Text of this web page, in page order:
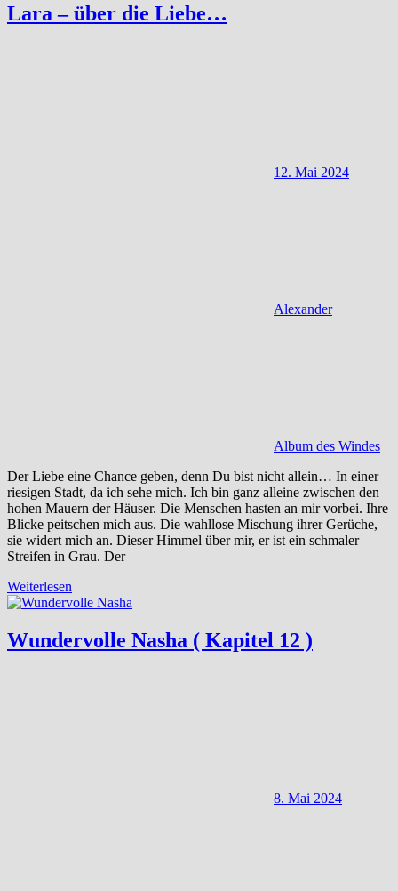
Lara – über die Liebe…
12. Mai 2024
Alexander
Album des Windes
Der Liebe eine Chance geben, denn Du bist nicht allein… In einer
riesigen Stadt, da ich sehe mich. Ich bin ganz alleine zwischen den
hohen Mauern der Häuser. Die Menschen hasten an mir vorbei. Ihre
Blicke peitschen mich aus. Die wahllose Mischung ihrer Gerüche,
sie widert mich an. Dieser Himmel über mir, er ist ein schmaler
Streifen in Grau. Der
Weiterlesen
Wundervolle Nasha ( Kapitel 12 )
8. Mai 2024